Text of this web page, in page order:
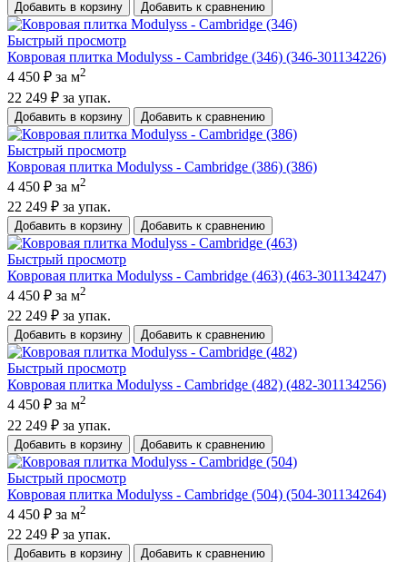
Добавить в корзину Добавить к сравнению
Быстрый просмотр
Ковровая плитка Modulyss - Cambridge (346) (346-301134226)
4 450 ₽ за м2
22 249 ₽ за упак.
Добавить в корзину Добавить к сравнению
Быстрый просмотр
Ковровая плитка Modulyss - Cambridge (386) (386)
4 450 ₽ за м2
22 249 ₽ за упак.
Добавить в корзину Добавить к сравнению
Быстрый просмотр
Ковровая плитка Modulyss - Cambridge (463) (463-301134247)
4 450 ₽ за м2
22 249 ₽ за упак.
Добавить в корзину Добавить к сравнению
Быстрый просмотр
Ковровая плитка Modulyss - Cambridge (482) (482-301134256)
4 450 ₽ за м2
22 249 ₽ за упак.
Добавить в корзину Добавить к сравнению
Быстрый просмотр
Ковровая плитка Modulyss - Cambridge (504) (504-301134264)
4 450 ₽ за м2
22 249 ₽ за упак.
Добавить в корзину Добавить к сравнению